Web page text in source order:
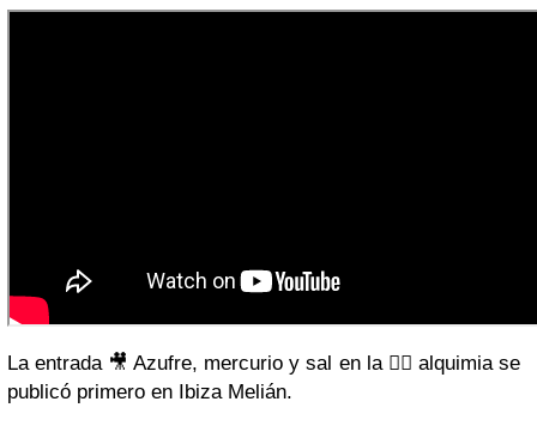
La entrada 🎥 Azufre, mercurio y sal en la 🧙‍♂️ alquimia se
publicó primero en Ibiza Melián.